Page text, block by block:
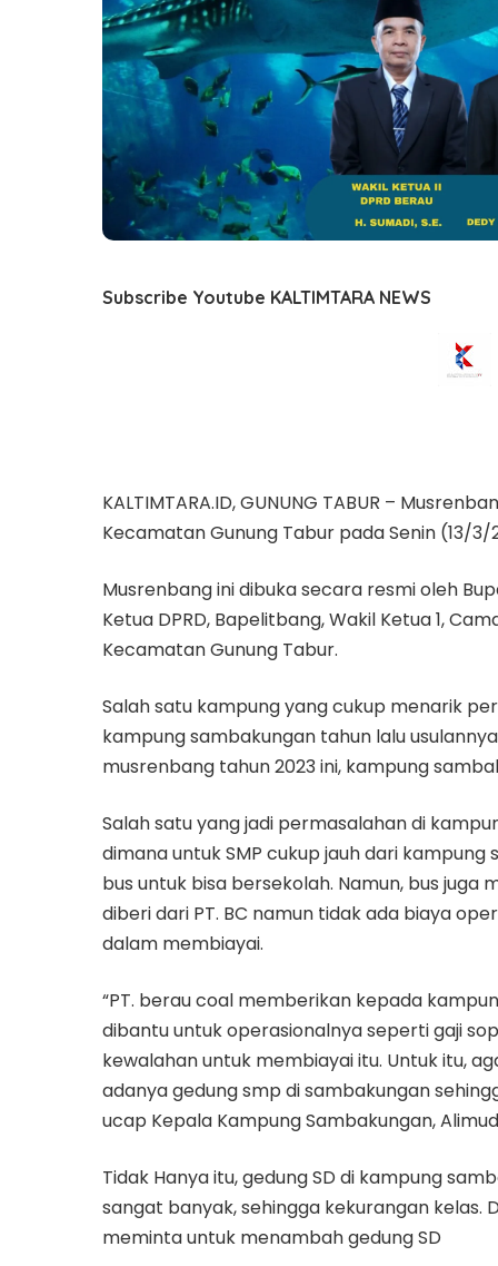
Subscribe Youtube KALTIMTARA NEWS
KALTIMTARA.ID, GUNUNG TABUR –
Kecamatan Gunung Tabur pada Senin (13/3/
Musrenbang ini dibuka secara resmi oleh
Ketua DPRD, Bapelitbang, Wakil Ketua 1,
Kecamatan Gunung Tabur.
Salah satu kampung yang cukup menarik
kampung sambakungan tahun lalu
musrenbang tahun 2023 ini, kampung
Salah satu yang jadi permasalahan di
dimana untuk SMP cukup jauh dari
bus untuk bisa bersekolah. Namun, bus
diberi dari PT. BC namun tidak ada biaya
dalam membiayai.
“PT. berau coal memberikan kepada
dibantu untuk operasionalnya seperti gaji
kewalahan untuk membiayai itu. Untuk itu,
adanya gedung smp di sambakungan
ucap Kepala Kampung Sambakungan,
Tidak Hanya itu, gedung SD di kampung
sangat banyak, sehingga kekurangan kelas.
meminta untuk menambah gedung SD